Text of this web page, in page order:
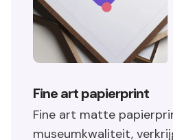
Fine art papierprint
Fine art matte
museumkwaliteit,